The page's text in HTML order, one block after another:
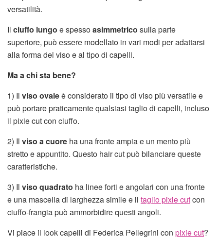
versatilità.
Il ciuffo lungo e spessoasimmetrico sulla parte
superiore, può essere modellato in vari modi per adattarsi
alla forma del viso e al tipo di capelli.
Ma a chi sta bene?
1) Il viso ovaleè considerato il tipo di viso più versatile e
può portare praticamente qualsiasi taglio di capelli, incluso
il pixie cut con ciuffo.
2) Il viso a cuore ha una fronte ampia e un mento più
stretto e appuntito. Questo hair cut può bilanciare queste
caratteristiche.
3) Il viso quadrato ha linee forti e angolari con una fronte
e una mascella di larghezza simile e il taglio pixie cutcon
ciuffo-frangia può ammorbidire questi angoli.
Vi piace il look capelli di Federica Pellegrini con pixie cut?